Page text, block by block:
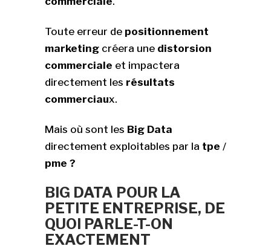
Toute erreur de positionnement
marketing créera une distorsion
commerciale et impactera
directement les résultats
commerciaux.
Mais où sont les Big Data
directement exploitables par la tpe /
pme ?
BIG DATA POUR LA
PETITE ENTREPRISE, DE
QUOI PARLE-T-ON
EXACTEMENT